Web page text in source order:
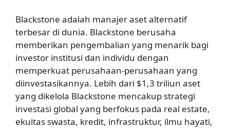
Blackstone adalah manajer aset alternatif
terbesar di dunia. Blackstone berusaha
memberikan pengembalian yang menarik bagi
investor institusi dan individu dengan
memperkuat perusahaan-perusahaan yang
diinvestasikannya. Lebih dari $1,3 triliun aset
yang dikelola Blackstone mencakup strategi
investasi global yang berfokus pada real estate,
ekuitas swasta, kredit, infrastruktur, ilmu hayati,